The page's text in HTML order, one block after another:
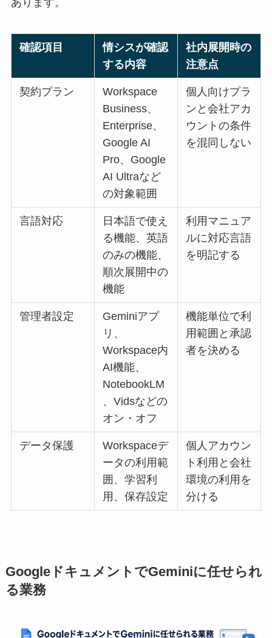
確認項目
情シスが確認
する内容
社内展開時の
注意点
契約プラン
Workspace
Business、
Enterprise、
Google AI
Pro、Google
AI Ultraなど
の対象範囲
個人向けプラ
ンと会社アカ
ウントの条件
を混同しない
言語対応
日本語で使え
る機能、英語
のみの機能、
順次展開中の
機能
利用マニュア
ルに対応言語
を明記する
管理者設定
Geminiアプ
リ、
Workspace内
AI機能、
NotebookLM
、Vidsなどの
オン・オフ
機能単位で利
用範囲と承認
者を決める
データ保護
Workspaceデ
ータの利用範
囲、学習利
用、保存設定
個人アカウン
ト利用と会社
環境の利用を
分ける
GoogleドキュメントでGeminiに任せられ
る業務